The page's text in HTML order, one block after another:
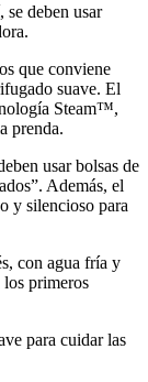
se deben usar
que conviene
suave. El
Steam™,
prenda.
usar bolsas de
Además, el
y silencioso para
con agua fría y
los primeros
para cuidar las